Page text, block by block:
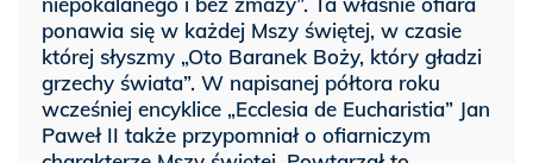
ponawia się w każdej Mszy świętej, w czasie
której słyszmy „Oto Baranek Boży, który gładzi
grzechy świata”. W napisanej półtora roku
wcześniej encyklice „Ecclesia de Eucharistia” Jan
Paweł II także przypomniał o ofiarniczym